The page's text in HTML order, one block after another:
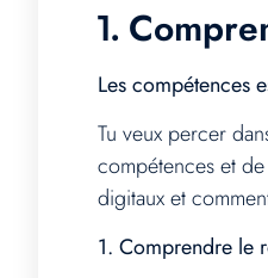
1.
Les compétences
Tu veux percer
compétences et
digitaux et
1. Comprendre le